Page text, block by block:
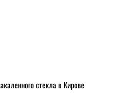
стекла в Кирове